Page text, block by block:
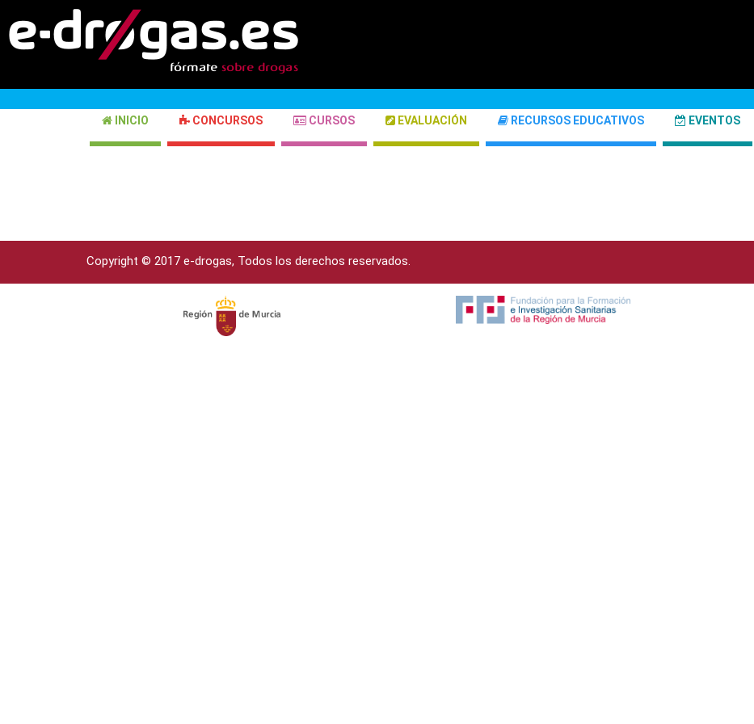
INICIO CONCURSOS CURSOS EVALUACIÓN RECURSOS EDUCATIVOS EVENTOS
Copyright © 2017 e-drogas, Todos los derechos reservados.